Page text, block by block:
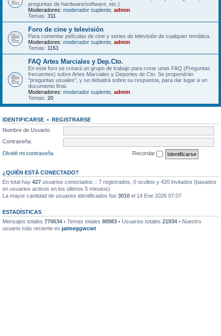
preguntas de hardware/software, etc.)
Moderadores: moderador suplente admin
Temas: 311
Foro de cine y televisión
Para comentar películas de cine y series de televisión de cualquier temática.
Moderadores: moderador suplente admin
Temas: 1151
FAQ Artes Marciales y Dep.Cto.
En este foro se creará un grupo de trabajo para crear unas FAQ (Preguntas
frecuentes) sobre Artes Marciales y Deportes de Cto. Se propondrán
"preguntas usuales", y se debatirá sobre su respuesta, para dar lugar a un
documento final.
Moderadores: moderador suplente admin
Temas: 20
IDENTIFICARSE • REGISTRARSE
Nombre de Usuario:
Contraseña:
Olvidé mi contraseña
Recordar
¿QUIÉN ESTÁ CONECTADO?
En total hay 427 usuarios conectados :: 7 registrados, 0 ocultos y 420 invitados (basados
en usuarios activos en los últimos 5 minutos)
La mayor cantidad de usuarios identificados fue 3010 el 14 Ene 2026 07:07
ESTADÍSTICAS
Mensajes totales 770634 • Temas totales 88983 • Usuarios totales 21934 • Nuestro
usuario más reciente es jaimeggwcwt